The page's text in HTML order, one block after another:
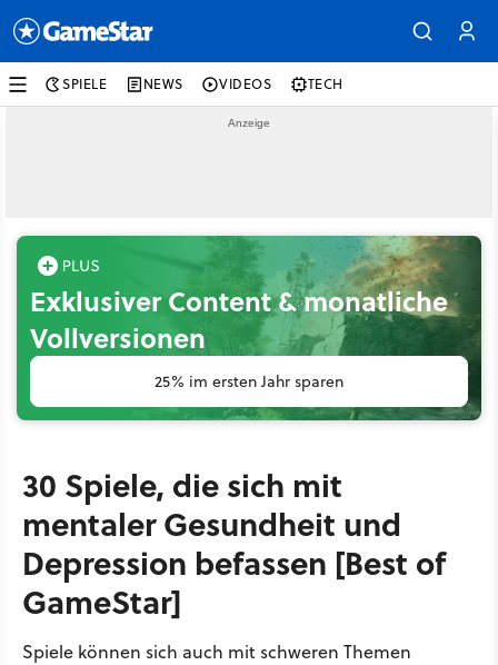
SPIELE NEWS VIDEOS TECH
Exklusiver Content & monatliche
Vollversionen
25% im ersten Jahr sparen
30 Spiele, die sich mit
mentaler Gesundheit und
Depression befassen [Best of
GameStar]
Spiele können sich auch mit schweren Themen